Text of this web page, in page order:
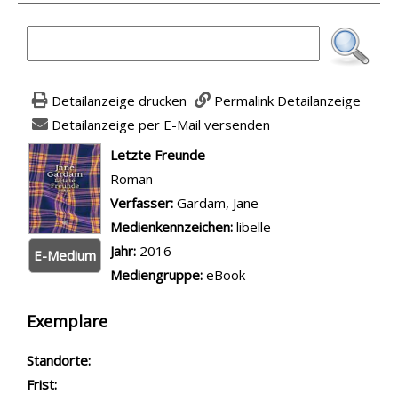
Detailanzeige drucken
Permalink Detailanzeige
Detailanzeige per E-Mail versenden
wird in neuem Tab geöffnet
E-Medium
Letzte Freunde
Roman
Verfasser: Suche nach diesem Verfasser
Gardam, Jane
Medienkennzeichen: libelle
Jahr: 2016
Mediengruppe: eBook
Exemplare
Standorte:
Frist: